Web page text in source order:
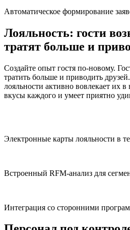
Автоматическое формирование
Лояльность: гости
тратят больше и
Создайте опыт гостя по-новому.
тратить больше и приводить
лояльности активно вовлекает их
вкусы каждого и умеет приятно
Электронные карты лояльности в
Встроенный RFM-анализ для
Интеграция со сторонними